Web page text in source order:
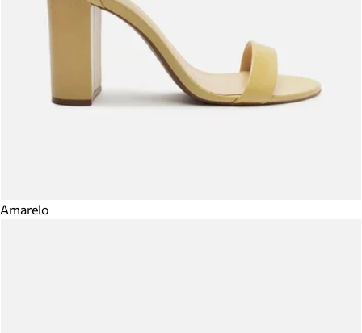
Amarelo